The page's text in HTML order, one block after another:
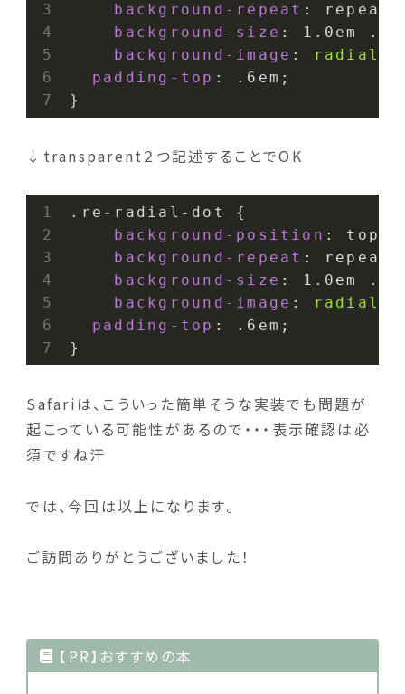
background-repeat :
background-size : 1.0em .
background-image :
radial-
padding-top : . 6em ;
}
↓transparent２つ記述することでOK
.re-radial-dot
{
background-position : top
background-repeat :
background-size : 1.0em .
background-image :
radial-
padding-top : . 6em ;
Safariは、こういった簡単そうな実装でも問題が
起こっている可能性があるので・・・表示確認は必
須ですね汗
では、今回は以上になります。
ご訪問ありがとうございました！
【PR】おすすめの本